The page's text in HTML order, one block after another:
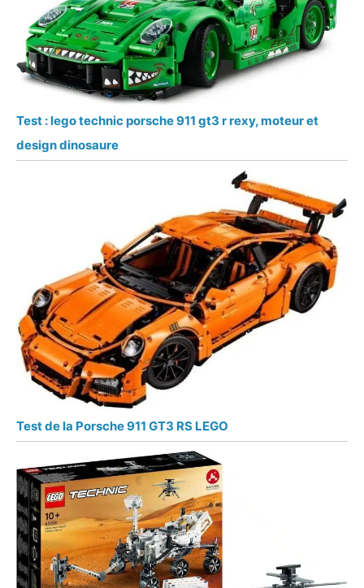
Test : lego technic porsche 911 gt3 r rexy, moteur et
design dinosaure
Test de la Porsche 911 GT3 RS LEGO